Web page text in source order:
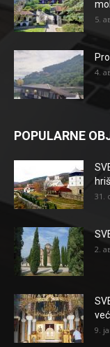
5.
4.
POPULARNE
31.
2.
9.